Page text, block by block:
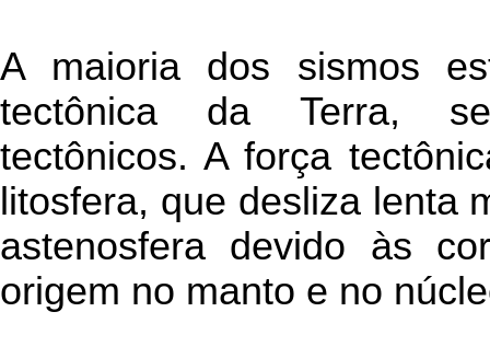
A maioria dos sismos
tectônica da Terra,
tectônicos. A força
litosfera, que desliza lenta
astenosfera devido às
origem no manto e no